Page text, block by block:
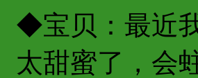
◆宝贝：最近
太甜蜜了，会